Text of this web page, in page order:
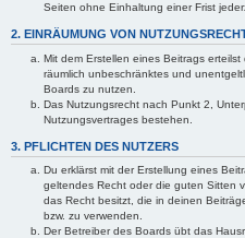
Seiten ohne Einhaltung einer Frist
2. EINRÄUMUNG VON
Mit dem Erstellen eines Beitrags
räumlich unbeschränktes und
Boards zu nutzen.
Das Nutzungsrecht nach Punkt 2,
Nutzungsvertrages bestehen.
3. PFLICHTEN DES NUTZERS
Du erklärst mit der Erstellung eines
geltendes Recht oder die guten Sitten
das Recht besitzt, die in deinen
bzw. zu verwenden.
Der Betreiber des Boards übt das